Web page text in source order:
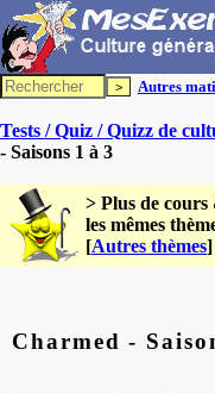
Autres
Tests / Quiz / Quizz de
- Saisons 1 à 3
> Plus de
les mêmes
[Autres thèmes]
Charmed -